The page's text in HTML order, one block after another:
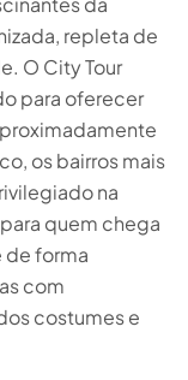
repleta de
O City Tour
para oferecer
os bairros mais
na
quem chega
de forma
com
costumes e
aqui